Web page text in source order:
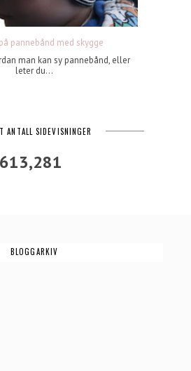
pannebånd med skygge
man kan sy pannebånd, eller
leter du...
ANTALL SIDEVISNINGER
613,281
BLOGGARKIV